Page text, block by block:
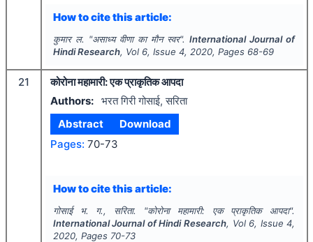
How to cite this article:
कुमार ल. "असाध्य वीणा का मौन स्वर".International Journal of
Hindi Research, Vol 6, Issue 4, 2020, Pages 68-69
21
कोरोना महामारी: एक प्राकृतिक आपदा
Authors: भरत गिरी गोसाई, सरिता
Abstract
Download
Pages: 70-73
How to cite this article:
गोसाई भ. ग., सरिता. "कोरोना महामारी: एक प्राकृतिक आपदा".
International Journal of Hindi Research, Vol 6, Issue4,
2020, Pages 70-73